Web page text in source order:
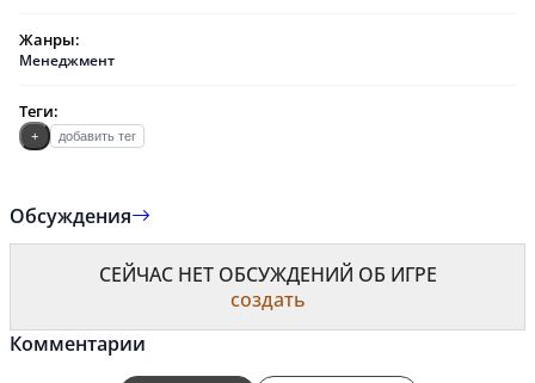
Жанры:
Менеджмент
Теги:
+ добавить тег
Обсуждения
СЕЙЧАС НЕТ ОБСУЖДЕНИЙ ОБ ИГРЕ
создать
Комментарии